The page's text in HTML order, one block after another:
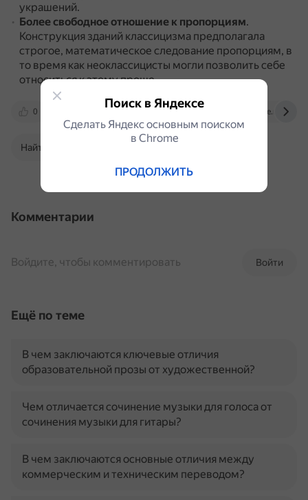
украшений.
Более свободное отношение к пропорциям.
Конструкция зданий классицизма предполагала
строгое, математическое следование пропорциям, в
то время как неоклассицисты могли позволить себе
относиться к этому проще.
0 artchive.ru
Найти в Поиске
Комментарии
Войти
Войдите, чтобы комментировать
Ещё по теме
В чем заключаются ключевые отличия
образовательной прозы от художественной?
Чем отличается сочинение музыки для голоса от
сочинения музыки для гитары?
В чем заключаются основные отличия между
коммерческим и техническим переводом?
Поиск в Яндексе
Сделать Яндекс основным поиском
в Сhrome
ПРОДОЛЖИТЬ